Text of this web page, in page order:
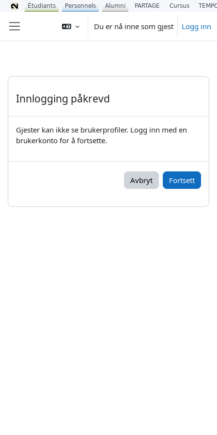
Du er nå inne som gjest Logg inn
Innlogging påkrevd
Gjester kan ikke se brukerprofiler. Logg inn med en
brukerkonto for å fortsette.
Avbryt Fortsett
Étudiants Personnels Alumni PARTAGE Cursus